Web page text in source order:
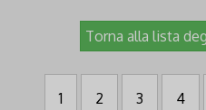
Torna alla lista
1 2 3 4